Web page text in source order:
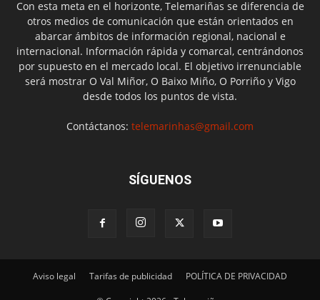
Con esta meta en el horizonte, Telemariñas se diferencia de
otros medios de comunicación que están orientados en
abarcar ámbitos de información regional, nacional e
internacional. Información rápida y comarcal, centrándonos
por supuesto en el mercado local. El objetivo irrenunciable
será mostrar O Val Miñor, O Baixo Miño, O Porriño y Vigo
desde todos los puntos de vista.
Contáctanos: telemarinhas@gmail.com
SÍGUENOS
Aviso legal Tarifas de publicidad POLÍTICA DE PRIVACIDAD